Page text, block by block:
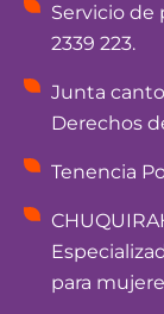
Servicio de
2339 223.
Junta
Derechos
Tenencia
para